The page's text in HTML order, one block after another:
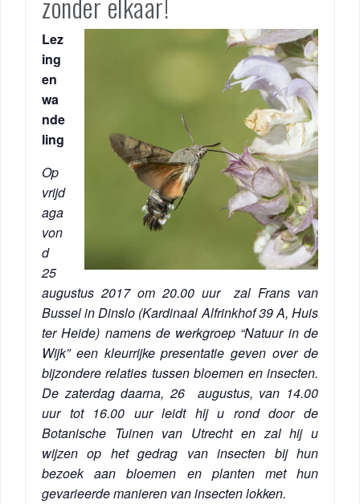
Lez
ing
en
wa
nde
ling
Op
vrijd
aga
von
d
25
augustus 2017 om 20.00 uur zal Frans van
Bussel in Dinslo (Kardinaal Alfrinkhof 39 A, Huis
ter Heide) namens de werkgroep “Natuur in de
Wijk” een kleurrijke presentatie geven over de
bijzondere relaties tussen bloemen en insecten.
De zaterdag daarna, 26 augustus, van 14.00
uur tot 16.00 uurleidt hij u rond door de
Botanische Tuinen van Utrecht en zal hij u
wijzen op het gedrag van insecten bij hun
bezoek aan bloemen en planten met hun
gevarieerde manieren van insecten lokken.